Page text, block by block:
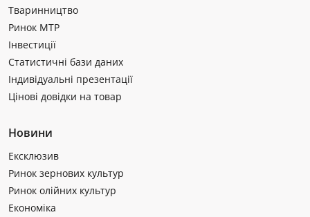
Тваринництво
Ринок МТР
Інвестиції
Статистичні бази даних
Індивідуальні презентації
Цінові довідки на товар
Новини
Ексклюзив
Ринок зернових культур
Ринок олійних культур
Економіка